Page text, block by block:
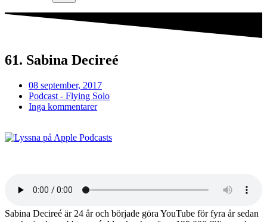
61. Sabina Decireé
08 september, 2017
Podcast - Flying Solo
Inga kommentarer
Sabina Decireé är 24 år och började göra YouTube för fyra år sedan